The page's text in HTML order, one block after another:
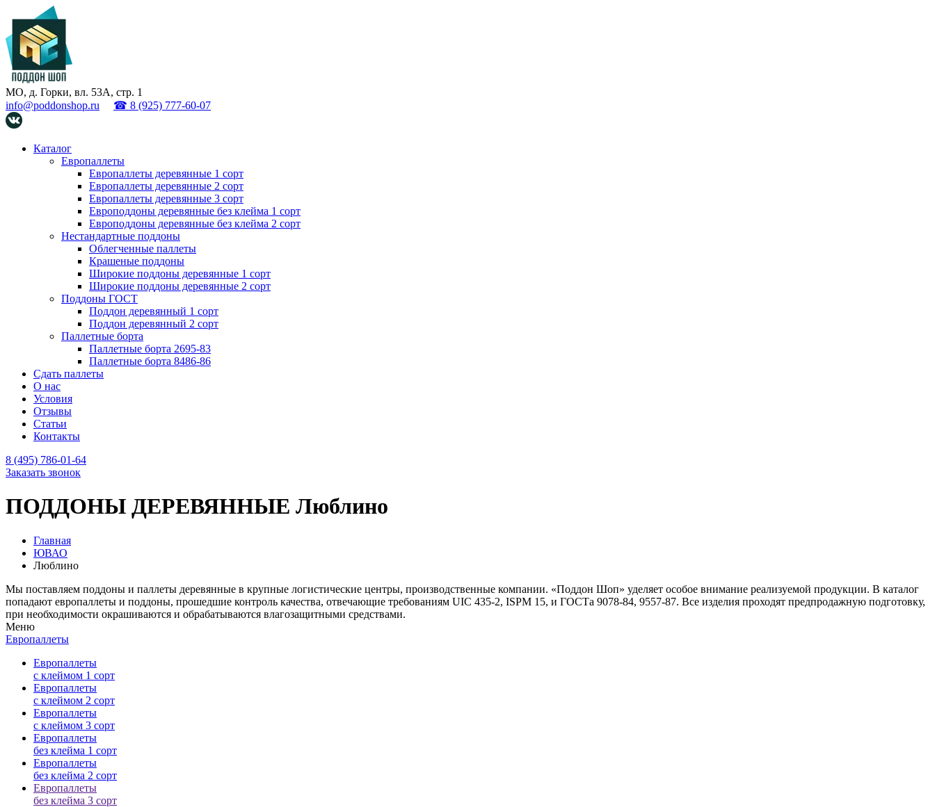
МО, д. Горки, вл. 53А, стр. 1
info@poddonshop.ru
☎ 8 (925) 777-60-07
Каталог
Европаллеты
Европаллеты деревянные 1 сорт
Европаллеты деревянные 2 сорт
Европаллеты деревянные 3 сорт
Европоддоны деревянные без клейма 1 сорт
Европоддоны деревянные без клейма 2 сорт
Нестандартные поддоны
Облегченные паллеты
Крашеные поддоны
Широкие поддоны деревянные 1 сорт
Широкие поддоны деревянные 2 сорт
Поддоны ГОСТ
Поддон деревянный 1 сорт
Поддон деревянный 2 сорт
Паллетные борта
Паллетные борта 2695-83
Паллетные борта 8486-86
Сдать паллеты
О нас
Условия
Отзывы
Статьи
Контакты
8 (495) 786-01-64
Заказать звонок
ПОДДОНЫ ДЕРЕВЯННЫЕ Люблино
Главная
ЮВАО
Люблино
Мы поставляем поддоны и паллеты деревянные в крупные логистические центры, производственные компании. «Поддон Шоп» уделяет особое внимание реализуемой продукции. В каталог
попадают европаллеты и поддоны, прошедшие контроль качества, отвечающие требованиям UIC 435-2, ISPM 15, и ГОСТа 9078-84, 9557-87. Все изделия проходят предпродажную подготовку,
при необходимости окрашиваются и обрабатываются влагозащитными средствами.
Меню
Европаллеты
Европаллеты
с клеймом 1 сорт
Европаллеты
с клеймом 2 сорт
Европаллеты
с клеймом 3 сорт
Европаллеты
без клейма 1 сорт
Европаллеты
без клейма 2 сорт
Европаллеты
без клейма 3 сорт